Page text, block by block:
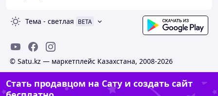
Тема - светлая BETA
© Satu.kz — маркетплейс Казахстана, 2008-2026
Стать продавцом на Сату и создать сайт